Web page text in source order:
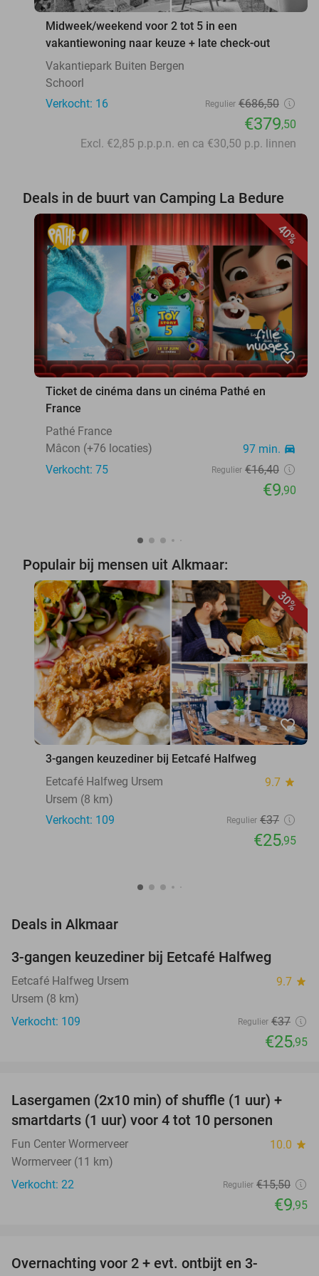
Midweek/weekend voor 2 tot 5 in een
vakantiewoning naar keuze + late check-out
Vakantiepark Buiten Bergen
Schoorl
Verkocht: 16
Regulier €686,50
€379,50
Excl. €2,85 p.p.p.n. en ca €30,50 p.p. linnen
Deals in de buurt van Camping La Bedure
40%
favorite_border
Ticket de cinéma dans un cinéma Pathé en
France
Pathé France
Mâcon (+76 locaties)
97 min. directions_car
Verkocht: 75 Regulier €16,40
€9,90
Populair bij mensen uit Alkmaar:
30%
favorite_border
3-gangen keuzediner bij Eetcafé Halfweg
Eetcafé Halfweg Ursem
9.7 star
Ursem (8 km)
Verkocht: 109
Regulier €37
€25,95
Deals in Alkmaar
3-gangen keuzediner bij Eetcafé Halfweg
Eetcafé Halfweg Ursem 9.7 star
Ursem (8 km)
Verkocht: 109
Regulier €37
€25,95
36%
NEW
TODAY
Lasergamen (2x10 min) of shuffle (1 uur) +
smartdarts (1 uur) voor 4 tot 10 personen
Fun Center Wormerveer 10.0 star
Wormerveer (11 km)
Verkocht: 22
Regulier €15,50
€9,95
Overnachting voor 2 + evt. ontbijt en 3-